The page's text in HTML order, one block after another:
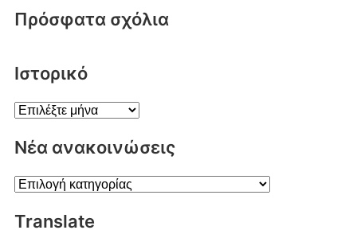
Πρόσφατα σχόλια
Ιστορικό
Ιστορικό
Νέα ανακοινώσεις
Νέα
Translate